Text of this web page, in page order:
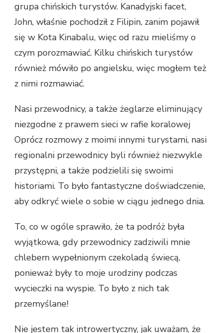
grupa chińskich turystów. Kanadyjski facet,
John, właśnie pochodził z Filipin, zanim pojawił
się w Kota Kinabalu, więc od razu mieliśmy o
czym porozmawiać. Kilku chińskich turystów
również mówiło po angielsku, więc mogłem też
z nimi rozmawiać.
Nasi przewodnicy, a także żeglarze eliminujący
niezgodne z prawem sieci w rafie koralowej
Oprócz rozmowy z moimi innymi turystami, nasi
regionalni przewodnicy byli również niezwykle
przystępni, a także podzielili się swoimi
historiami. To było fantastyczne doświadczenie,
aby odkryć wiele o sobie w ciągu jednego dnia.
To, co w ogóle sprawiło, że ta podróż była
wyjątkowa, gdy przewodnicy zadziwili mnie
chlebem wypełnionym czekoladą świecą,
ponieważ były to moje urodziny podczas
wycieczki na wyspie. To było z nich tak
przemyślane!
Nie jestem tak introwertyczny, jak uważam, że